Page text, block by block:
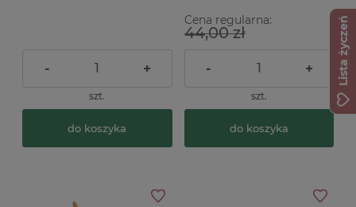
- +
szt.
do koszyka
Cena regularna:
44,00 zł
- +
szt.
do koszyka
Lista życzeń